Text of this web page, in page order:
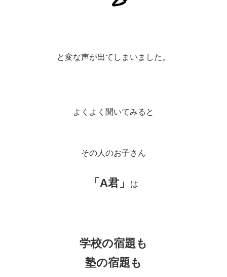
と変な声が出てしまいました。
よくよく聞いてみると
その人のお子さん
「A君」 は
学校の宿題も
塾の宿題も